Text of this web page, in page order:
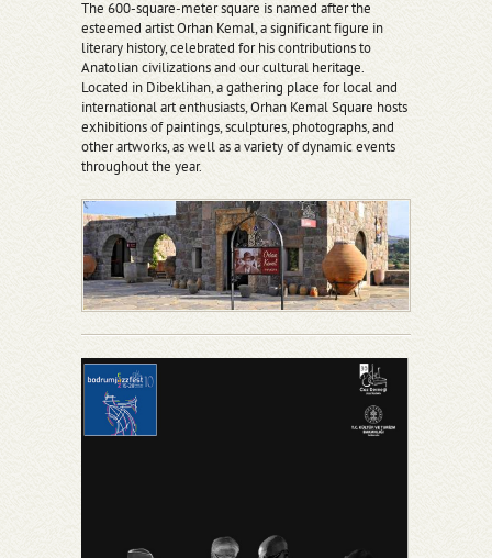
The 600-square-meter square is named after the
esteemed artist Orhan Kemal, a significant figure in
literary history, celebrated for his contributions to
Anatolian civilizations and our cultural heritage.
Located in Dibeklihan, a gathering place for local and
international art enthusiasts, Orhan Kemal Square hosts
exhibitions of paintings, sculptures, photographs, and
other artworks, as well as a variety of dynamic events
throughout the year.